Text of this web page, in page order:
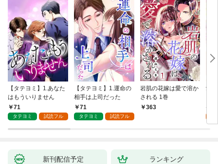
【タテヨミ】1.あなた
はもういりません
71
タテヨミ 試読フル
【タテヨミ】1.運命の
相手は上司だった
71
タテヨミ 試読フル
岩肌の花嫁は愛で溶か
される 1巻
363
愛
新刊配信予定 ランキング